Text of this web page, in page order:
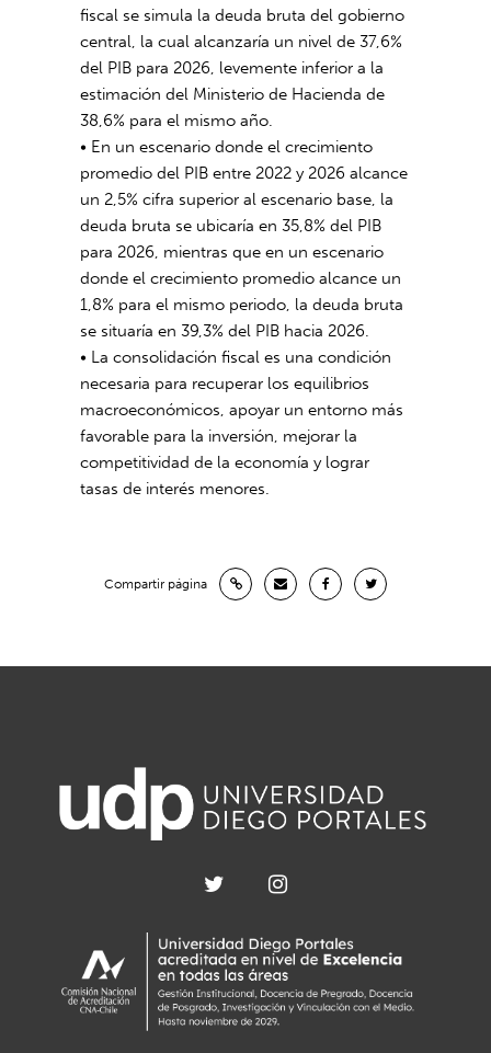
fiscal se simula la deuda bruta del gobierno
central, la cual alcanzaría un nivel de 37,6%
del PIB para 2026, levemente inferior a la
estimación del Ministerio de Hacienda de
38,6% para el mismo año.
• En un escenario donde el crecimiento
promedio del PIB entre 2022 y 2026 alcance
un 2,5% cifra superior al escenario base, la
deuda bruta se ubicaría en 35,8% del PIB
para 2026, mientras que en un escenario
donde el crecimiento promedio alcance un
1,8% para el mismo periodo, la deuda bruta
se situaría en 39,3% del PIB hacia 2026.
• La consolidación fiscal es una condición
necesaria para recuperar los equilibrios
macroeconómicos, apoyar un entorno más
favorable para la inversión, mejorar la
competitividad de la economía y lograr
tasas de interés menores.
Compartir página